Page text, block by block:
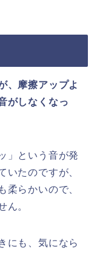
、摩擦アップよ
がしなくなっ
」という音が発
いたのですが、
柔らかいので、
ん。
にも、気になら